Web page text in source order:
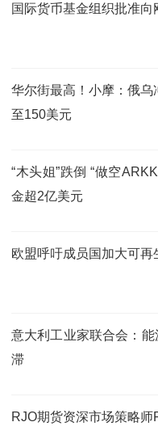
国际货币基金组织批准
华尔街最高！小摩：俄
至150美元
“木头姐”跌倒 “做空
金超2亿美元
欧盟呼吁成员国加大可再
意大利工业家联合会：
滞
RJO期货资深市场策略